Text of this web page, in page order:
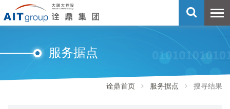
服务据点
诠鼎首页 服务据点 搜寻结果